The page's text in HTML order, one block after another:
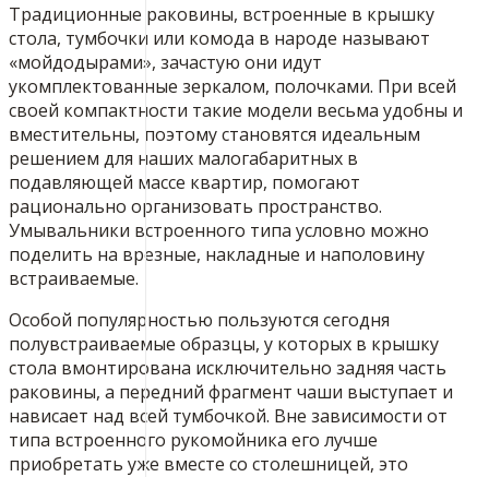
Традиционные раковины, встроенные в крышку
стола, тумбочки или комода в народе называют
«мойдодырами», зачастую они идут
укомплектованные зеркалом, полочками. При всей
своей компактности такие модели весьма удобны и
вместительны, поэтому становятся идеальным
решением для наших малогабаритных в
подавляющей массе квартир, помогают
рационально организовать пространство.
Умывальники встроенного типа условно можно
поделить на врезные, накладные и наполовину
встраиваемые.
Особой популярностью пользуются сегодня
полувстраиваемые образцы, у которых в крышку
стола вмонтирована исключительно задняя часть
раковины, а передний фрагмент чаши выступает и
нависает над всей тумбочкой. Вне зависимости от
типа встроенного рукомойника его лучше
приобретать уже вместе со столешницей, это